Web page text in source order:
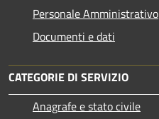
Personale Amministrativo
Documenti e dati
CATEGORIE DI SERVIZIO
Anagrafe e stato civile